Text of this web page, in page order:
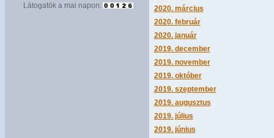
Látogatók a mai napon:
2020. március
2020. február
2020. január
2019. december
2019. november
2019. október
2019. szeptember
2019. augusztus
2019. július
2019. június